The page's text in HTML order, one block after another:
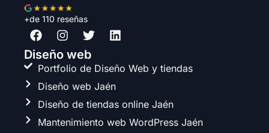
+de 110 reseñas
F
a
c
e
b
o
o
k
I
n
s
t
a
g
r
a
m
T
w
i
t
t
e
r
L
i
k
e
d
i
n
Diseño web
Portfolio de Diseño Web y tiendas
Diseño web Jaén
Diseño de tiendas online Jaén
Mantenimiento web WordPress Jaén